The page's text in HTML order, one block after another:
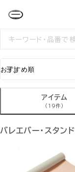
検
アイテム
(19件)
バレエバー・スタン